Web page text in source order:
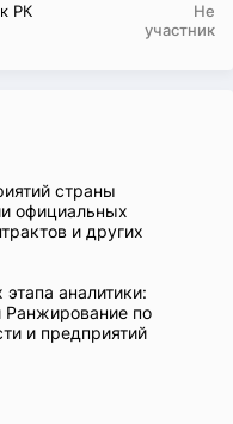
РК
Не
участник
страны
официальных
и других
аналитики:
Ранжирование по
и предприятий